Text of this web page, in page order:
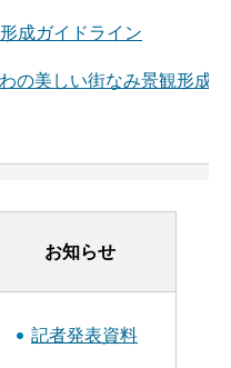
成ガイドライン
の美しい街なみ景観形成
お知らせ
記者発表資料